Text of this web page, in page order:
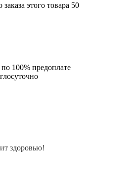
этого товара 50
100% предоплате
здоровью!